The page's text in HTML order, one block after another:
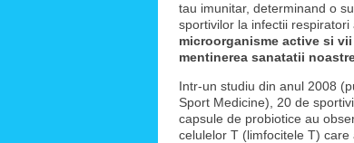
tau imunitar, determinand o
sportivilor la infectii
microorganisme active si
mentinerea sanatatii
Intr-un studiu din anul 2008
Sport Medicine), 20 de
capsule de probiotice au
celulelor T (limfocitele T)